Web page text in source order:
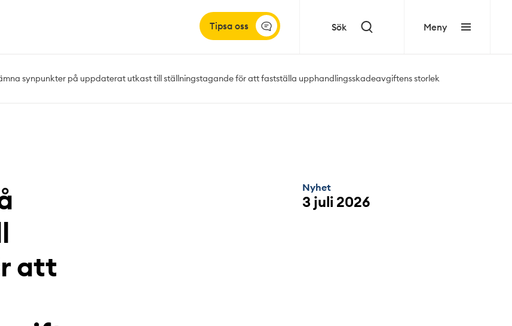
Tipsa oss Sök Meny
synpunkter på uppdaterat utkast till ställningstagande för att fastställa upphandlingsskadeavgiftens storlek
att
Nyhet
3 juli 2026